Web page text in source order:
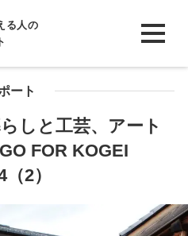
る人の
ート
しと工芸、アート
FOR KOGEI
2）